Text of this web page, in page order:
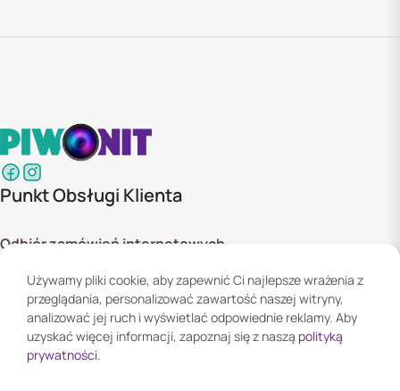
Punkt Obsługi Klienta
Odbiór zamówień internetowych
02-285 Warszawa
Godziny otwarcia:
Pn. - Pt. 08:00 - 16:00
Używamy pliki cookie, aby zapewnić Ci najlepsze wrażenia z
przeglądania, personalizować zawartość naszej witryny,
analizować jej ruch i wyświetlać odpowiednie reklamy. Aby
uzyskać więcej informacji, zapoznaj się z naszą polityką
prywatności.